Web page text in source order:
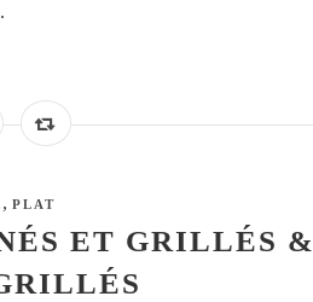
, PLAT
ET GRILLÉS &